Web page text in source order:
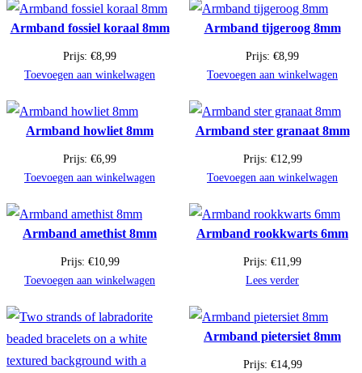
Armband fossiel koraal 8mm
Prijs: €8,99
Toevoegen aan winkelwagen
Armband tijgeroog 8mm
Prijs: €8,99
Toevoegen aan winkelwagen
Armband howliet 8mm
Prijs: €6,99
Toevoegen aan winkelwagen
Armband ster granaat 8mm
Prijs: €12,99
Toevoegen aan winkelwagen
Armband amethist 8mm
Prijs: €10,99
Toevoegen aan winkelwagen
Armband rookkwarts 6mm
Prijs: €11,99
Lees verder
Armband pietersiet 8mm
Prijs: €14,99